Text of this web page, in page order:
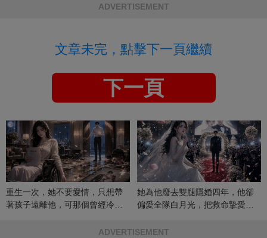
ADVERTISEMENT
文章未完，點擊下一頁繼續
下一頁
重生一次，她不要愛情，只想帶
著孩子遠離他，可那個曾經冷漠
她為他廢去雙腿隱婚四年，他卻
偏愛全隊白月光，把救命摯愛當
ADVERTISEMENT